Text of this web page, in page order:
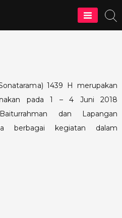
1439 H merupakan
pada 1 – 4 Juni 2018
dan Lapangan
berbagai kegiatan dalam